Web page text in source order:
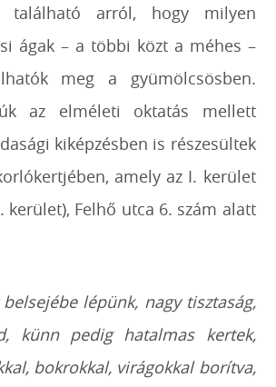
található arról, hogy milyen
ágak – a többi közt a méhes –
meg a gyümölcsösben.
az elméleti oktatás mellett
kiképzésben is részesültek
amely az I. kerület
kerület), Felhő utca 6. szám alatt
lépünk, nagy tisztaság,
künn pedig hatalmas kertek,
bokrokkal, virágokkal borítva,